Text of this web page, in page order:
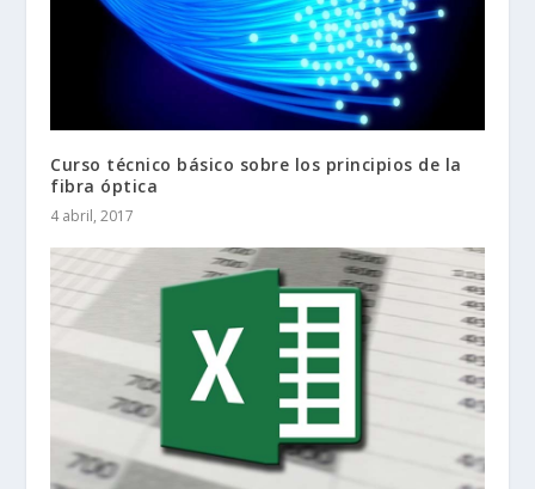
Curso técnico básico sobre los principios de la
fibra óptica
4 abril, 2017